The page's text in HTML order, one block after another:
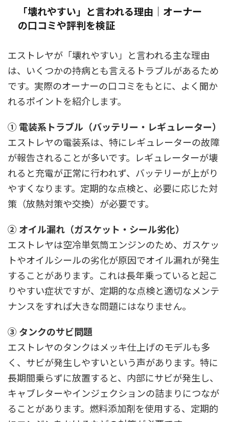
「壊れやすい」と言われる理由｜オーナー
の口コミや評判を検証
エストレヤが「壊れやすい」と言われる主な理由
は、いくつかの持病とも言えるトラブルがあるため
です。実際のオーナーの口コミをもとに、よく聞か
れるポイントを紹介します。
① 電装系トラブル（バッテリー・レギュレーター）
エストレヤの電装系は、特にレギュレーターの故障
が報告されることが多いです。レギュレーターが壊
れると充電が正常に行われず、バッテリーが上がり
やすくなります。定期的な点検と、必要に応じた対
策（放熱対策や交換）が必要です。
② オイル漏れ（ガスケット・シール劣化）
エストレヤは空冷単気筒エンジンのため、ガスケッ
トやオイルシールの劣化が原因でオイル漏れが発生
することがあります。これは長年乗っていると起こ
りやすい症状ですが、定期的な点検と適切なメンテ
ナンスをすれば大きな問題にはなりません。
③ タンクのサビ問題
エストレヤのタンクはメッキ仕上げのモデルも多
く、サビが発生しやすいという声があります。特に
長期間乗らずに放置すると、内部にサビが発生し、
キャブレターやインジェクションの詰まりにつなが
ることがあります。燃料添加剤を使用する、定期的